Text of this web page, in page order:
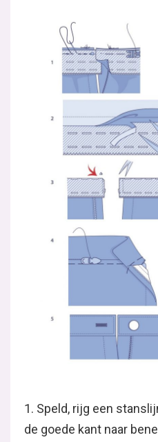
1. Speld, rijg een
de goede kant naar